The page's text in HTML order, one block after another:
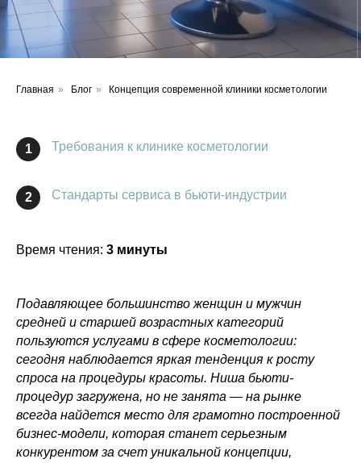
Главная » Блог » Концепция современной клиники косметологии
1 Требования к клинике косметологии
2 Стандарты сервиса в бьюти-индустрии
Время чтения: 3 минуты
Подавляющее большинство женщин и мужчин
средней и старшей возрастных категорий
пользуются услугами в сфере косметологии:
сегодня наблюдается яркая тенденция к росту
спроса на процедуры красоты. Ниша бьюти-
процедур загружена, но не занята — на рынке
всегда найдется место для грамотно построенной
бизнес-модели, которая станет серьезным
конкурентом за счет уникальной концепции,